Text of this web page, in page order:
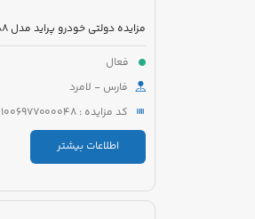
فعال
فارس - لامرد
کد مزایده : 5221006977000048
اطلاعات بیشتر